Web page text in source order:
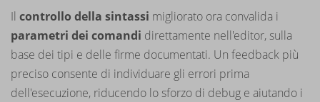
Il controllo della sintassi migliorato ora convalida i
parametri dei comandi direttamente nell'editor, sulla
base dei tipi e delle firme documentati. Un feedback più
preciso consente di individuare gli errori prima
dell'esecuzione, riducendo lo sforzo di debug e aiutando i